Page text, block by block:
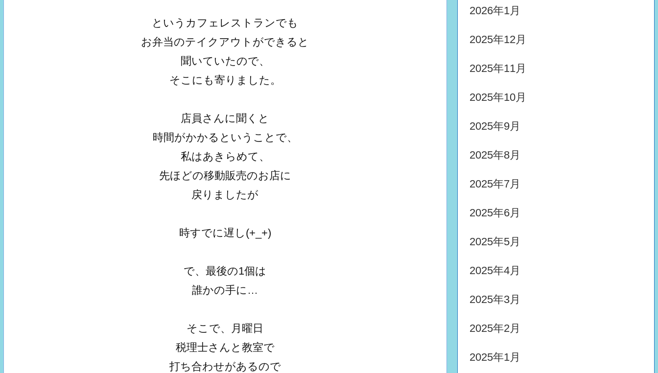
というカフェレストランでも
お弁当のテイクアウトができると
聞いていたので、
そこにも寄りました。
店員さんに聞くと
時間がかかるということで、
私はあきらめて、
先ほどの移動販売のお店に
戻りましたが
時すでに遅し(+_+)
で、最後の1個は
誰かの手に…
そこで、月曜日
税理士さんと教室で
打ち合わせがあるので
2026年1月
2025年12月
2025年11月
2025年10月
2025年9月
2025年8月
2025年7月
2025年6月
2025年5月
2025年4月
2025年3月
2025年2月
2025年1月